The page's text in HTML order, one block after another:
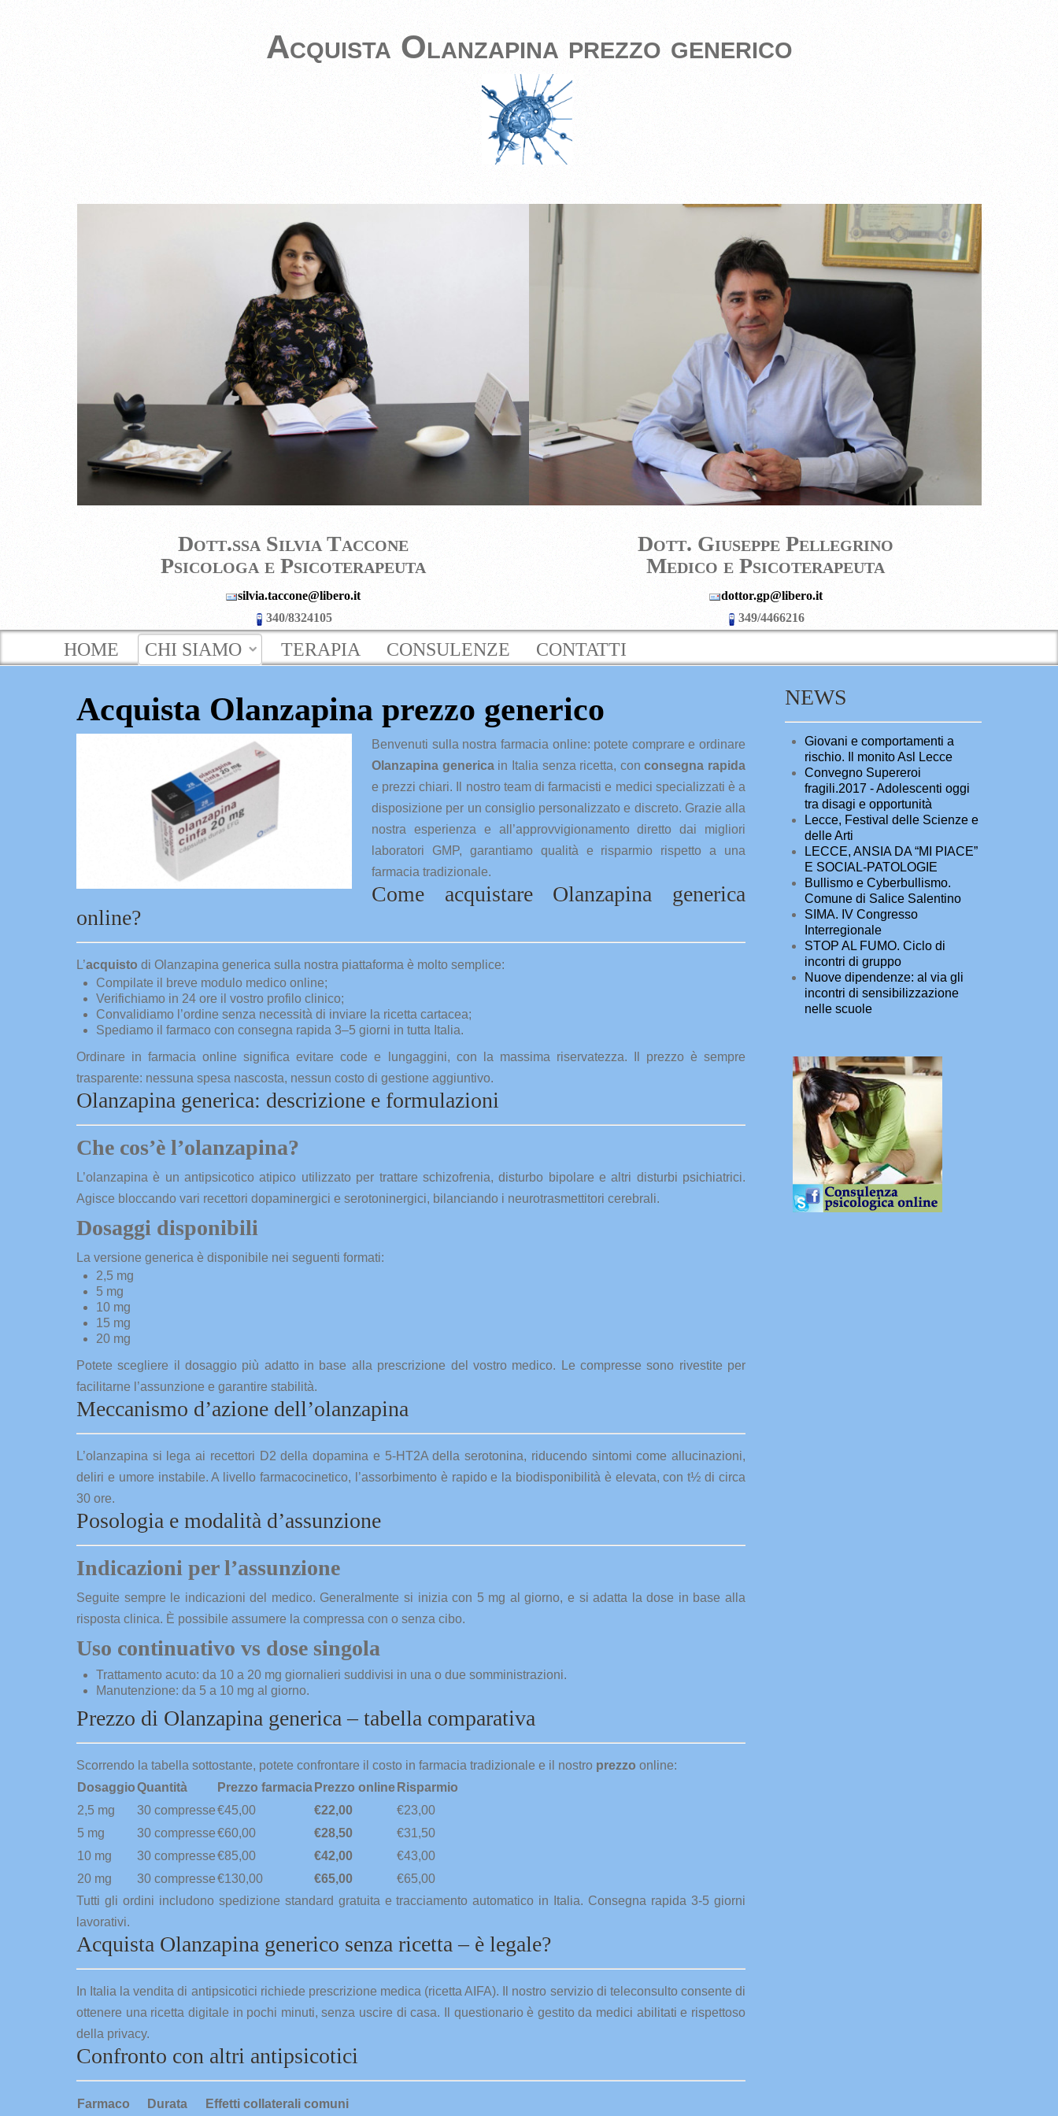
Acquista Olanzapina prezzo generico
Dott.ssa Silvia Taccone
Psicologa e Psicoterapeuta
silvia.taccone@libero.it
340/8324105
Dott. Giuseppe Pellegrino
Medico e Psicoterapeuta
dottor.gp@libero.it
349/4466216
HOME CHI SIAMO TERAPIA CONSULENZE CONTATTI
Acquista Olanzapina prezzo generico
Benvenuti sulla nostra farmacia online: potete comprare e ordinare
Olanzapina genericain Italia senza ricetta, conconsegna rapida
e prezzi chiari. Il nostro team di farmacisti e medici specializzati è a
disposizione per un consiglio personalizzato e discreto. Grazie alla
nostra esperienza e all’approvvigionamento diretto dai migliori
laboratori GMP, garantiamo qualità e risparmio rispetto a una
farmacia tradizionale.
Come acquistare Olanzapina generica
online?
L’acquisto di Olanzapina generica sulla nostra piattaforma è molto semplice:
Compilate il breve modulo medico online;
Verifichiamo in 24 ore il vostro profilo clinico;
Convalidiamo l’ordine senza necessità di inviare la ricetta cartacea;
Spediamo il farmaco con consegna rapida 3–5 giorni in tutta Italia.
Ordinare in farmacia on­­line significa evitare code e lungaggini, con la massima riservatezza. Il prezzo è sempre
trasparente: nessuna spesa nascosta, nessun costo di gestione aggiuntivo.
Olanzapina generica: descrizione e formulazioni
Che cos’è l’olanzapina?
L’olanzapina è un antipsicotico atipico utilizzato per trattare schizofrenia, disturbo bipolare e altri disturbi psichiatrici.
Agisce bloccando vari recettori dopaminergici e serotoninergici, bilanciando i neurotrasmettitori cerebrali.
Dosaggi disponibili
La versione generica è disponibile nei seguenti formati:
2,5 mg
5 mg
10 mg
15 mg
20 mg
Potete scegliere il dosaggio più adatto in base alla prescrizione del vostro medico. Le compresse sono rivestite per
facilitarne l’assunzione e garantire stabilità.
Meccanismo d’azione dell’olanzapina
L’olanzapina si lega ai recettori D2 della dopamina e 5-HT2A della serotonina, riducendo sintomi come allucinazioni,
deliri e umore instabile. A livello farmacocinetico, l’assorbimento è rapido e la biodisponibilità è elevata, con t½ di circa
30 ore.
Posologia e modalità d’assunzione
Indicazioni per l’assunzione
Seguite sempre le indicazioni del medico. Generalmente si inizia con 5 mg al giorno, e si adatta la dose in base alla
risposta clinica. È possibile assumere la compressa con o senza cibo.
Uso continuativo vs dose singola
Trattamento acuto: da 10 a 20 mg giornalieri suddivisi in una o due somministrazioni.
Manutenzione: da 5 a 10 mg al giorno.
Prezzo di Olanzapina generica – tabella comparativa
Scorrendo la tabella sottostante, potete confrontare il costo in farmacia tradizionale e il nostro prezzo online:
DosaggioQuantità Prezzo farmacia Prezzo online Risparmio
2,5 mg
30 compresse€45,00 €22,00
€23,00
5 mg
30 compresse€60,00 €28,50
€31,50
10 mg
30 compresse€85,00 €42,00
€43,00
20 mg
30 compresse€130,00 €65,00
€65,00
Tutti gli ordini includono spedizione standard gratuita e tracciamento automatico in Italia. Consegna rapida 3-5 giorni
lavorativi.
Acquista Olanzapina generico senza ricetta – è legale?
In Italia la vendita di antipsicotici richiede prescrizione medica (ricetta AIFA). Il nostro servizio di teleconsulto consente di
ottenere una ricetta digitale in pochi minuti, senza uscire di casa. Il questionario è gestito da medici abilitati e rispettoso
della privacy.
Confronto con altri antipsicotici
Farmaco Durata
Effetti collaterali comuni
NEWS
Giovani e comportamenti a
rischio. Il monito Asl Lecce
Convegno Supereroi
fragili.2017 - Adolescenti oggi
tra disagi e opportunità
Lecce, Festival delle Scienze e
delle Arti
LECCE, ANSIA DA “MI PIACE”
E SOCIAL-PATOLOGIE
Bullismo e Cyberbullismo.
Comune di Salice Salentino
SIMA. IV Congresso
Interregionale
STOP AL FUMO. Ciclo di
incontri di gruppo
Nuove dipendenze: al via gli
incontri di sensibilizzazione
nelle scuole